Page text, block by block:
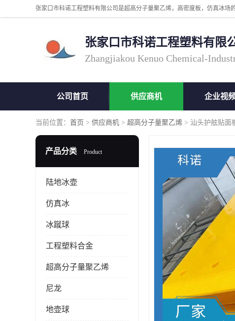
张家口市科诺工程塑料有限
Zhangjiakou Kenuo Chemical-
公司首页 供应商机 企业视
当前位置： 首页 > 供应商机 > 超高分子量聚乙烯 > 汕头护舷贴面
产品分类 Product
陆地冰壶
仿真冰
冰蹴球
工程塑料合金
超高分子量聚乙烯
尼龙
地壶球